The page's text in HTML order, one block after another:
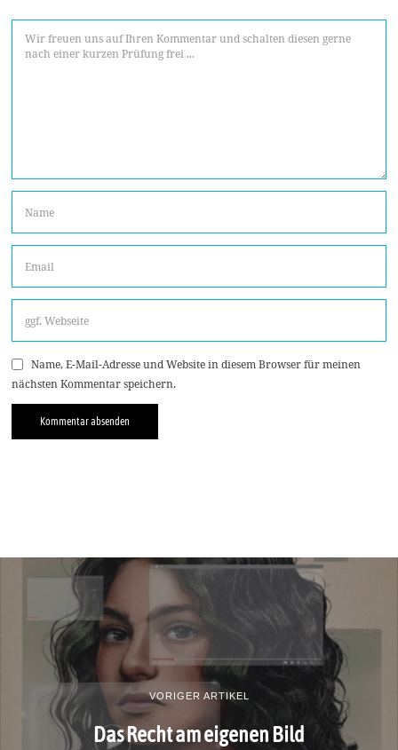
Name, E-Mail-Adresse und Website in diesem Browser für meinen
nächsten Kommentar speichern.
VORIGER ARTIKEL
Das Recht am eigenen Bild